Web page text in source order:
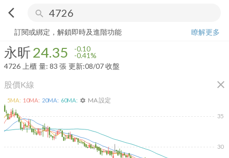
arrow_back_ios search
永昕 24.35-0.41%
訂閱或綁定，解鎖即時及進階功能
瞭解更多
永昕24.35 -0.10
-0.41%
4726 上櫃 量: 83 張 更新:08/07 收盤
股價K線 close
30
35
5MA: 10MA: 20MA: 60MA: settings MA 設定